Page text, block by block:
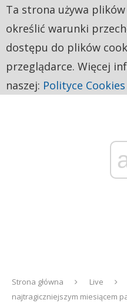
Strona główna Live
najtragiczniejszym miesiącem
Ta strona używa plików
określić warunki
dostępu do plików
przeglądarce. Więcej
naszej: Polityce Cookies